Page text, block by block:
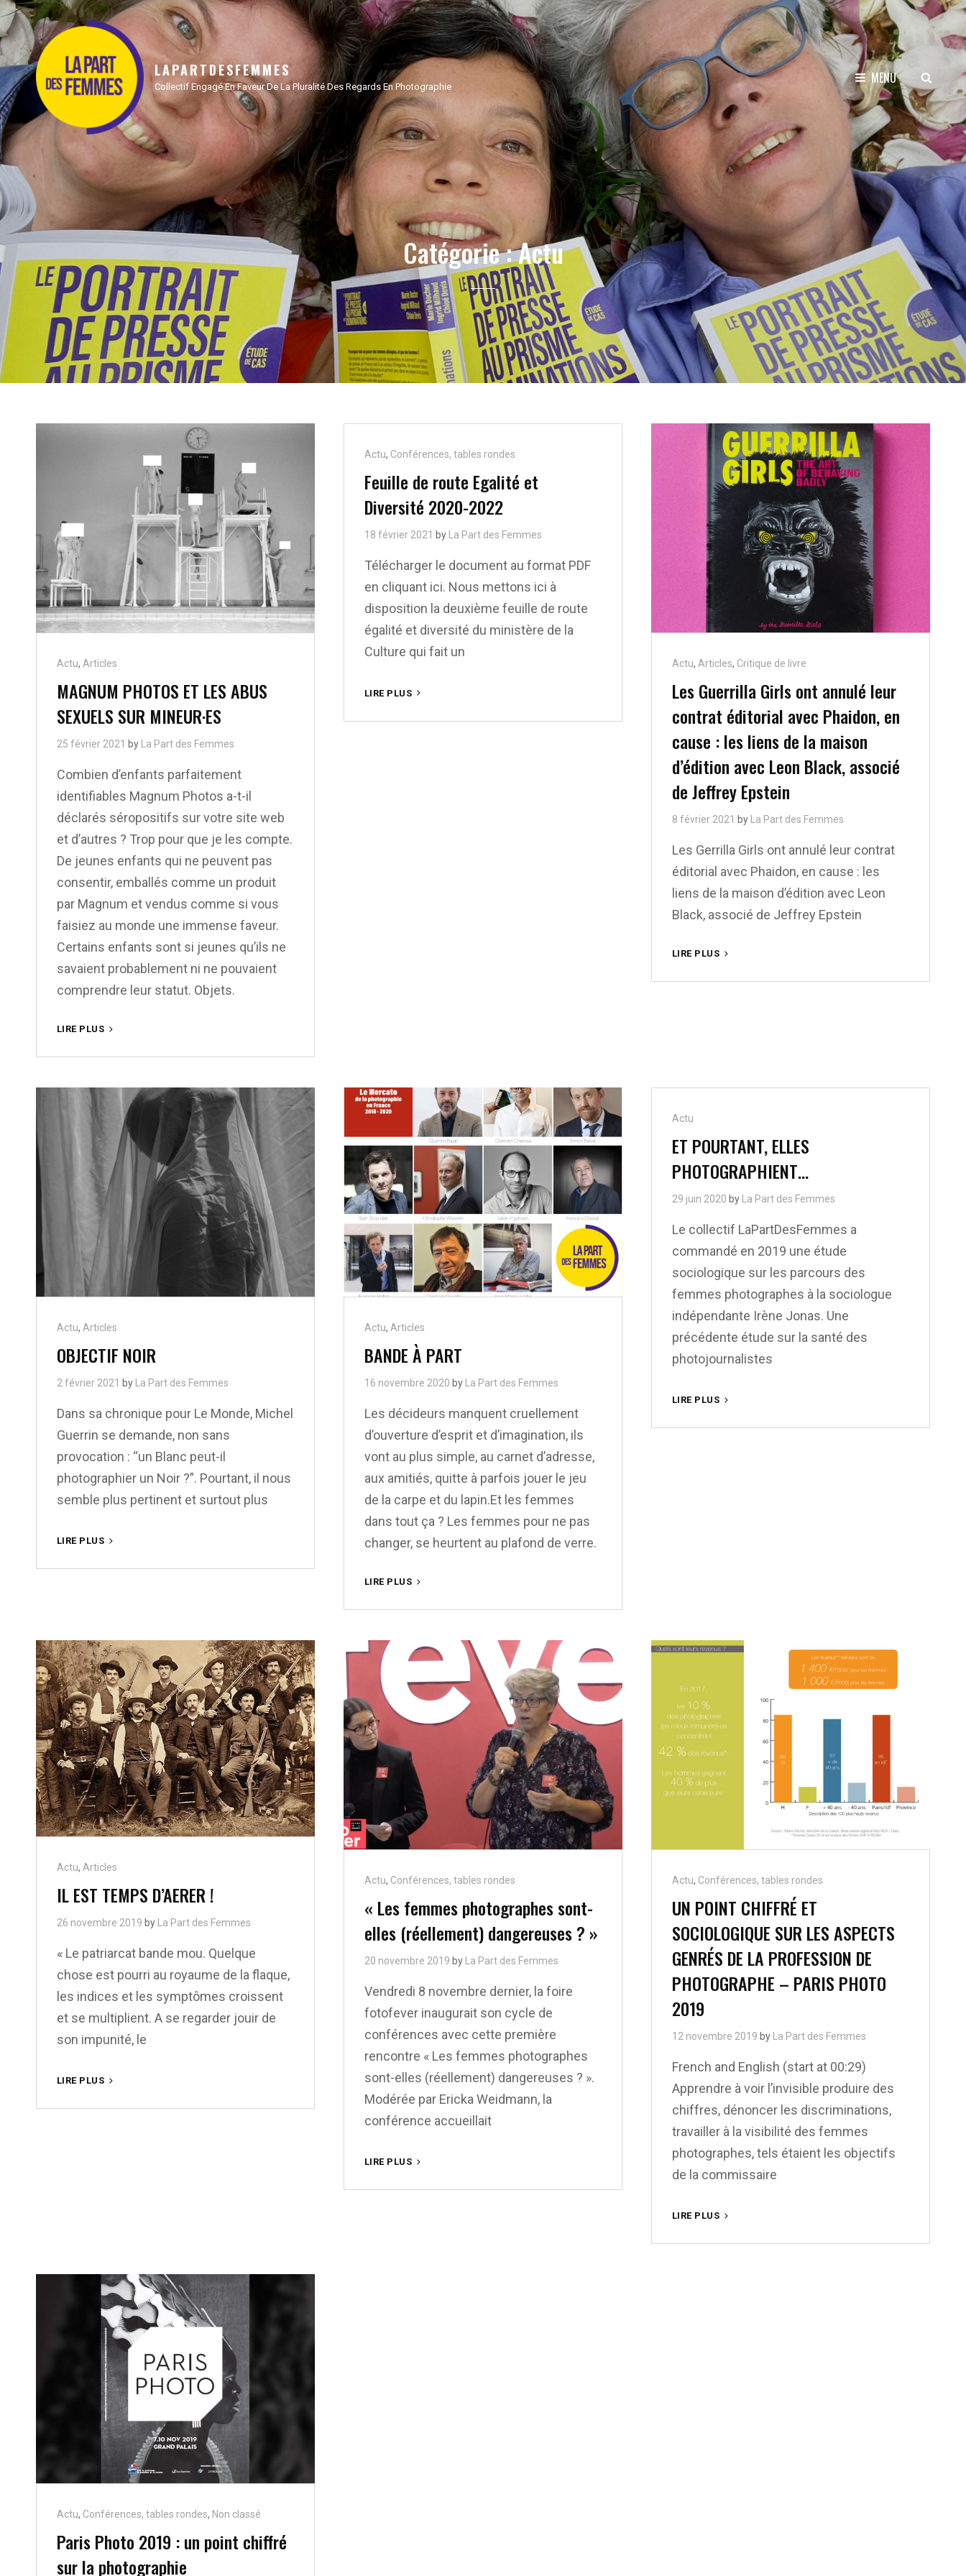
LAPARTDESFEMMES
Collectif Engagé En Faveur De La Pluralité Des Regards En Photographie
MENU SEARCH
Catégorie :Actu
Cat
Links
Actu, Articles
MAGNUM PHOTOS ET LES ABUS
SEXUELS SUR MINEUR·ES
25 février 2021 by La Part des Femmes
Combien d’enfants parfaitement
identifiables Magnum Photos a-t-il
déclarés séropositifs sur votre site web
et d’autres ? Trop pour que je les compte.
De jeunes enfants qui ne peuvent pas
consentir, emballés comme un produit
par Magnum et vendus comme si vous
faisiez au monde une immense faveur.
Certains enfants sont si jeunes qu’ils ne
savaient probablement ni ne pouvaient
comprendre leur statut. Objets.
LIRE PLUS
ET
ABUS
SEXUELS
SUR
MINEUR·ES
Cat
Links
Actu, Conférences, tables rondes
Feuille de route Egalité et
Diversité 2020-2022
18 février 2021 by La Part des Femmes
Télécharger le document au format PDF
en cliquant ici. Nous mettons ici à
disposition la deuxième feuille de route
égalité et diversité du ministère de la
Culture qui fait un
LIRE PLUS
ROUTE
Cat
Links
Actu, Articles, Critique de livre
Les Guerrilla Girls ont annulé leur
contrat éditorial avec Phaidon, en
cause : les liens de la maison
d’édition avec Leon Black, associé
de Jeffrey Epstein
8 février 2021 by La Part des Femmes
Les Gerrilla Girls ont annulé leur contrat
éditorial avec Phaidon, en cause : les
liens de la maison d’édition avec Leon
Black, associé de Jeffrey Epstein
LIRE PLUS
GIRLS
PHAIDON,
LES
LIENS
DE
LA
D’ÉDITION
LEON
BLACK,
DE
JEFFREY
EPSTEIN
Cat
Links
Actu, Articles
OBJECTIF NOIR
2 février 2021 by La Part des Femmes
Dans sa chronique pour Le Monde, Michel
Guerrin se demande, non sans
provocation : “un Blanc peut-il
photographier un Noir ?”. Pourtant, il nous
semble plus pertinent et surtout plus
LIRE PLUS
Cat
Links
Actu, Articles
BANDE À PART
16 novembre 2020 by La Part des Femmes
Les décideurs manquent cruellement
d’ouverture d’esprit et d’imagination, ils
vont au plus simple, au carnet d’adresse,
aux amitiés, quitte à parfois jouer le jeu
de la carpe et du lapin.Et les femmes
dans tout ça ? Les femmes pour ne pas
changer, se heurtent au plafond de verre.
LIRE PLUS
PART
Cat
Links
Actu
ET POURTANT, ELLES
PHOTOGRAPHIENT…
29 juin 2020 by La Part des Femmes
Le collectif LaPartDesFemmes a
commandé en 2019 une étude
sociologique sur les parcours des
femmes photographes à la sociologue
indépendante Irène Jonas. Une
précédente étude sur la santé des
photojournalistes
LIRE PLUS
ELLES
Cat
Links
Actu, Articles
IL EST TEMPS D’AERER !
26 novembre 2019 by La Part des Femmes
« Le patriarcat bande mou. Quelque
chose est pourri au royaume de la flaque,
les indices et les symptômes croissent
et se multiplient. A se regarder jouir de
son impunité, le
LIRE PLUS
TEMPS
Cat
Links
Actu, Conférences, tables rondes
« Les femmes photographes sont-
elles (réellement) dangereuses ? »
20 novembre 2019 by La Part des Femmes
Vendredi 8 novembre dernier, la foire
fotofever inaugurait son cycle de
conférences avec cette première
rencontre « Les femmes photographes
sont-elles (réellement) dangereuses ? ».
Modérée par Ericka Weidmann, la
conférence accueillait
LIRE PLUS
FEMMES
Cat
Links
Actu, Conférences, tables rondes
UN POINT CHIFFRÉ ET
SOCIOLOGIQUE SUR LES ASPECTS
GENRÉS DE LA PROFESSION DE
PHOTOGRAPHE – PARIS PHOTO
2019
12 novembre 2019 by La Part des Femmes
French and English (start at 00:29)
Apprendre à voir l’invisible produire des
chiffres, dénoncer les discriminations,
travailler à la visibilité des femmes
photographes, tels étaient les objectifs
de la commissaire
LIRE PLUS
CHIFFRÉ
Cat
Links
Actu, Conférences, tables rondes, Non classé
Paris Photo 2019 : un point chiffré
sur la photographie